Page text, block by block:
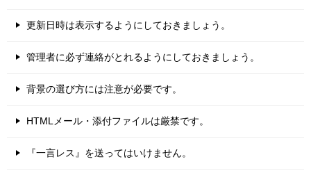
更新日時は表示するようにしておきましょう。
管理者に必ず連絡がとれるようにしておきましょう。
背景の選び方には注意が必要です。
HTMLメール・添付ファイルは厳禁です。
『一言レス』を送ってはいけません。